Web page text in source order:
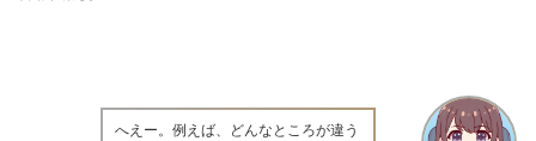
へえー。例えば、どんなところが違う